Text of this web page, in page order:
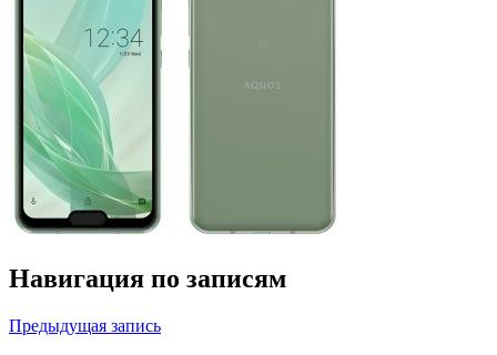
Навигация по записям
Предыдущая запись